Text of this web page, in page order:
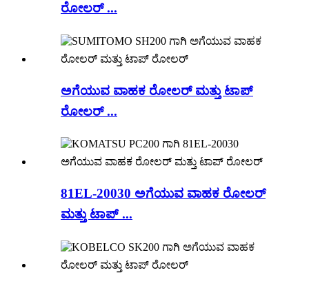
ರೋಲರ್ ...
ಅಗೆಯುವ ವಾಹಕ ರೋಲರ್ ಮತ್ತು ಟಾಪ್
ರೋಲರ್ ...
81EL-20030 ಅಗೆಯುವ ವಾಹಕ ರೋಲರ್
ಮತ್ತು ಟಾಪ್ ...